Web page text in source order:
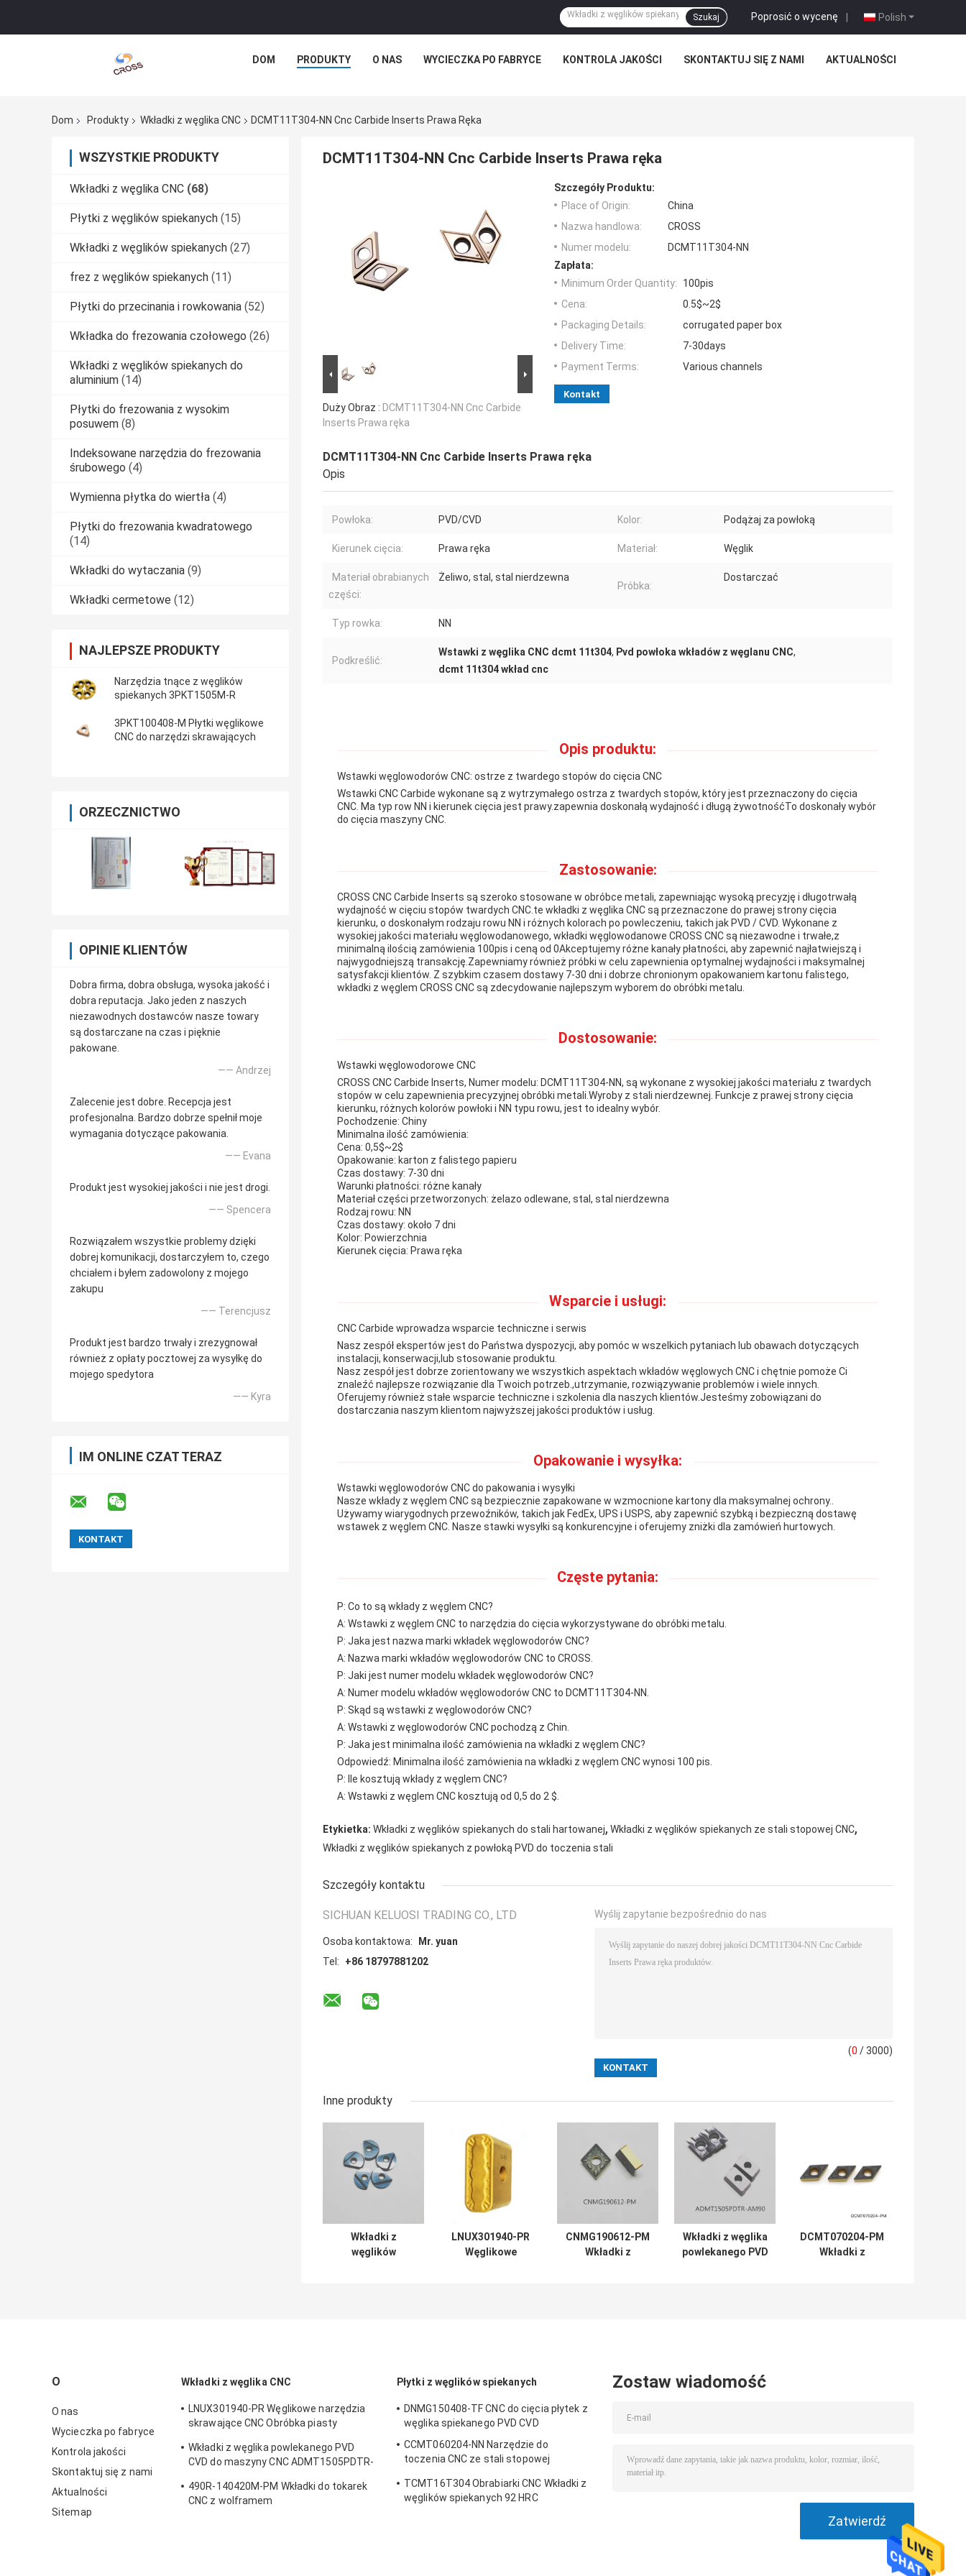
Polish
Poprosić o wycenę |
Szukaj
DOM PRODUKTY O NAS WYCIECZKA PO FABRYCE KONTROLA JAKOŚCI SKONTAKTUJ SIĘ Z NAMI AKTUALNOŚCI
Dom Produkty Wkładki z węglika CNC DCMT11T304-NN Cnc Carbide Inserts Prawa Ręka
WSZYSTKIE PRODUKTY
Wkładki z węglika CNC (68)
Płytki z węglików spiekanych (15)
Wkładki z węglików spiekanych (27)
frez z węglików spiekanych (11)
Płytki do przecinania i rowkowania (52)
Wkładka do frezowania czołowego (26)
Wkładki z węglików spiekanych do
aluminium (14)
Płytki do frezowania z wysokim
posuwem (8)
Indeksowane narzędzia do frezowania
śrubowego (4)
Wymienna płytka do wiertła (4)
Płytki do frezowania kwadratowego
(14)
Wkładki do wytaczania (9)
Wkładki cermetowe (12)
NAJLEPSZE PRODUKTY
Narzędzia tnące z węglików
spiekanych 3PKT1505M-R
3PKT100408-M Płytki węglikowe
CNC do narzędzi skrawających
ORZECZNICTWO
OPINIE KLIENTÓW
Dobra firma, dobra obsługa, wysoka jakość i
dobra reputacja. Jako jeden z naszych
niezawodnych dostawców nasze towary
są dostarczane na czas i pięknie
pakowane.
—— Andrzej
Zalecenie jest dobre. Recepcja jest
profesjonalna. Bardzo dobrze spełnił moje
wymagania dotyczące pakowania.
—— Evana
Produkt jest wysokiej jakości i nie jest drogi.
—— Spencera
Rozwiązałem wszystkie problemy dzięki
dobrej komunikacji, dostarczyłem to, czego
chciałem i byłem zadowolony z mojego
zakupu
—— Terencjusz
Produkt jest bardzo trwały i zrezygnował
również z opłaty pocztowej za wysyłkę do
mojego spedytora
—— Kyra
IM ONLINE CZAT TERAZ
DCMT11T304-NN Cnc Carbide Inserts Prawa ręka
Duży Obraz : DCMT11T304-NN Cnc Carbide
Inserts Prawa ręka
Szczegóły Produktu:
Place of Origin:
China
Nazwa handlowa:
CROSS
Numer modelu:
DCMT11T304-NN
Zapłata:
Minimum Order Quantity:
100pis
Cena:
0.5$~2$
Packaging Details:
corrugated paper box
Delivery Time:
7-30days
Payment Terms:
Various channels
Kontakt
DCMT11T304-NN Cnc Carbide Inserts Prawa ręka
Opis
Powłoka: PVD/CVD Kolor: Podążaj za powłoką
Kierunek cięcia: Prawa ręka Materiał: Węglik
Materiał obrabianych
części:
Żeliwo, stal, stal nierdzewna
Próbka:
Dostarczać
Typ rowka: NN
Podkreślić:
Wstawki z węglika CNC dcmt 11t304, Pvd powłoka wkładów z węglanu CNC,
dcmt 11t304 wkład cnc
Opis produktu:
Wstawki węglowodorów CNC: ostrze z twardego stopów do cięcia CNC
Wstawki CNC Carbide wykonane są z wytrzymałego ostrza z twardych stopów, który jest przeznaczony do cięcia
CNC. Ma typ row NN i kierunek cięcia jest prawy.zapewnia doskonałą wydajność i długą żywotnośćTo doskonały wybór
do cięcia maszyny CNC.
Zastosowanie:
CROSS CNC Carbide Inserts są szeroko stosowane w obróbce metali, zapewniając wysoką precyzję i długotrwałą
wydajność w cięciu stopów twardych CNC.te wkładki z węglika CNC są przeznaczone do prawej strony cięcia
kierunku, o doskonałym rodzaju rowu NN i różnych kolorach po powleczeniu, takich jak PVD / CVD. Wykonane z
wysokiej jakości materiału węglowodanowego, wkładki węglowodanowe CROSS CNC są niezawodne i trwałe,z
minimalną ilością zamówienia 100pis i ceną od 0Akceptujemy różne kanały płatności, aby zapewnić najłatwiejszą i
najwygodniejszą transakcję.Zapewniamy również próbki w celu zapewnienia optymalnej wydajności i maksymalnej
satysfakcji klientów. Z szybkim czasem dostawy 7-30 dni i dobrze chronionym opakowaniem kartonu falistego,
wkładki z węglem CROSS CNC są zdecydowanie najlepszym wyborem do obróbki metalu.
Dostosowanie:
Wstawki węglowodorowe CNC
CROSS CNC Carbide Inserts, Numer modelu: DCMT11T304-NN, są wykonane z wysokiej jakości materiału z twardych
stopów w celu zapewnienia precyzyjnej obróbki metali.Wyroby z stali nierdzewnej. Funkcje z prawej strony cięcia
kierunku, różnych kolorów powłoki i NN typu rowu, jest to idealny wybór.
Pochodzenie: Chiny
Minimalna ilość zamówienia:
Cena: 0,5$~2$
Opakowanie: karton z falistego papieru
Czas dostawy: 7-30 dni
Warunki płatności: różne kanały
Materiał części przetworzonych: żelazo odlewane, stal, stal nierdzewna
Rodzaj rowu: NN
Czas dostawy: około 7 dni
Kolor: Powierzchnia
Kierunek cięcia: Prawa ręka
Wsparcie i usługi:
CNC Carbide wprowadza wsparcie techniczne i serwis
Nasz zespół ekspertów jest do Państwa dyspozycji, aby pomóc w wszelkich pytaniach lub obawach dotyczących
instalacji, konserwacji,lub stosowanie produktu.
Nasz zespół jest dobrze zorientowany we wszystkich aspektach wkładów węglowych CNC i chętnie pomoże Ci
znaleźć najlepsze rozwiązanie dla Twoich potrzeb.,utrzymanie, rozwiązywanie problemów i wiele innych.
Oferujemy również stałe wsparcie techniczne i szkolenia dla naszych klientów.Jesteśmy zobowiązani do
dostarczania naszym klientom najwyższej jakości produktów i usług.
Opakowanie i wysyłka:
Wstawki węglowodorów CNC do pakowania i wysyłki
Nasze wkłady z węglem CNC są bezpiecznie zapakowane w wzmocnione kartony dla maksymalnej ochrony..
Używamy wiarygodnych przewoźników, takich jak FedEx, UPS i USPS, aby zapewnić szybką i bezpieczną dostawę
wstawek z węglem CNC. Nasze stawki wysyłki są konkurencyjne i oferujemy zniżki dla zamówień hurtowych.
Częste pytania:
P: Co to są wkłady z węglem CNC?
A: Wstawki z węglem CNC to narzędzia do cięcia wykorzystywane do obróbki metalu.
P: Jaka jest nazwa marki wkładek węglowodorów CNC?
A: Nazwa marki wkładów węglowodorów CNC to CROSS.
P: Jaki jest numer modelu wkładek węglowodorów CNC?
A: Numer modelu wkładów węglowodorów CNC to DCMT11T304-NN.
P: Skąd są wstawki z węglowodorów CNC?
A: Wstawki z węglowodorów CNC pochodzą z Chin.
P: Jaka jest minimalna ilość zamówienia na wkładki z węglem CNC?
Odpowiedź: Minimalna ilość zamówienia na wkładki z węglem CNC wynosi 100 pis.
P: Ile kosztują wkłady z węglem CNC?
A: Wstawki z węglem CNC kosztują od 0,5 do 2 $.
Etykietka: Wkładki z węglików spiekanych do stali hartowanej, Wkładki z węglików spiekanych ze stali stopowej CNC,
Wkładki z węglików spiekanych z powłoką PVD do toczenia stali
Szczegóły kontaktu
SICHUAN KELUOSI TRADING CO., LTD
Osoba kontaktowa:
Mr. yuan
Tel:
+86 18797881202
Wyślij zapytanie bezpośrednio do nas
(0 / 3000)
Inne produkty
Wkładki z
węglików
LNUX301940-PR
Węglikowe
CNMG190612-PM
Wkładki z
Wkładki z węglika
powlekanego PVD
DCMT070204-PM
Wkładki z
O
O nas
Wycieczka po fabryce
Kontrola jakości
Skontaktuj się z nami
Aktualności
Sitemap
Wkładki z węglika CNC
LNUX301940-PR Węglikowe narzędzia
skrawające CNC Obróbka piasty
Wkładki z węglika powlekanego PVD
CVD do maszyny CNC ADMT1505PDTR-
490R-140420M-PM Wkładki do tokarek
CNC z wolframem
Płytki z węglików spiekanych
DNMG150408-TF CNC do cięcia płytek z
węglika spiekanego PVD CVD
CCMT060204-NN Narzędzie do
toczenia CNC ze stali stopowej
spiekanych
TCMT16T304 Obrabiarki CNC Wkładki z
węglików spiekanych 92 HRC
Zostaw wiadomość